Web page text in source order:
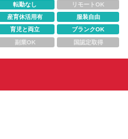
転勤なし
リモートOK
産育休活用有
服装自由
育児と両立
ブランクOK
副業OK 国認定取得